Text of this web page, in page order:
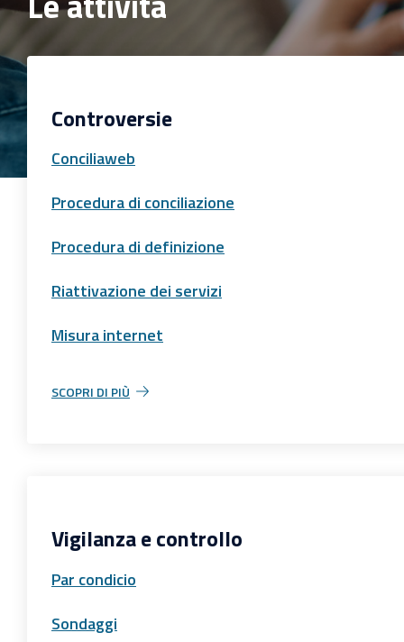
Controversie
Conciliaweb
Procedura di conciliazione
Procedura di definizione
Riattivazione dei servizi
Misura internet
SCOPRI DI PIÙ
Vigilanza e controllo
Par condicio
Sondaggi